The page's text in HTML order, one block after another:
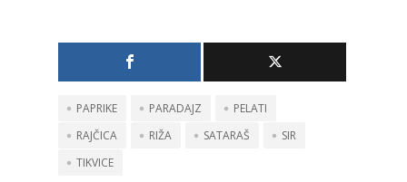
PAPRIKE PARADAJZ
PELATI
RAJČICA
RIŽA SATARAŠ
SIR
TIKVICE